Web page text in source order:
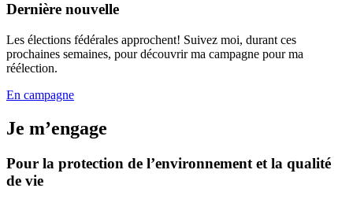
Dernière nouvelle
Les élections fédérales approchent! Suivez moi, durant ces
prochaines semaines, pour découvrir ma campagne pour ma
réélection.
En campagne
Je m’engage
Pour la protection de l’environnement et la qualité
de vie